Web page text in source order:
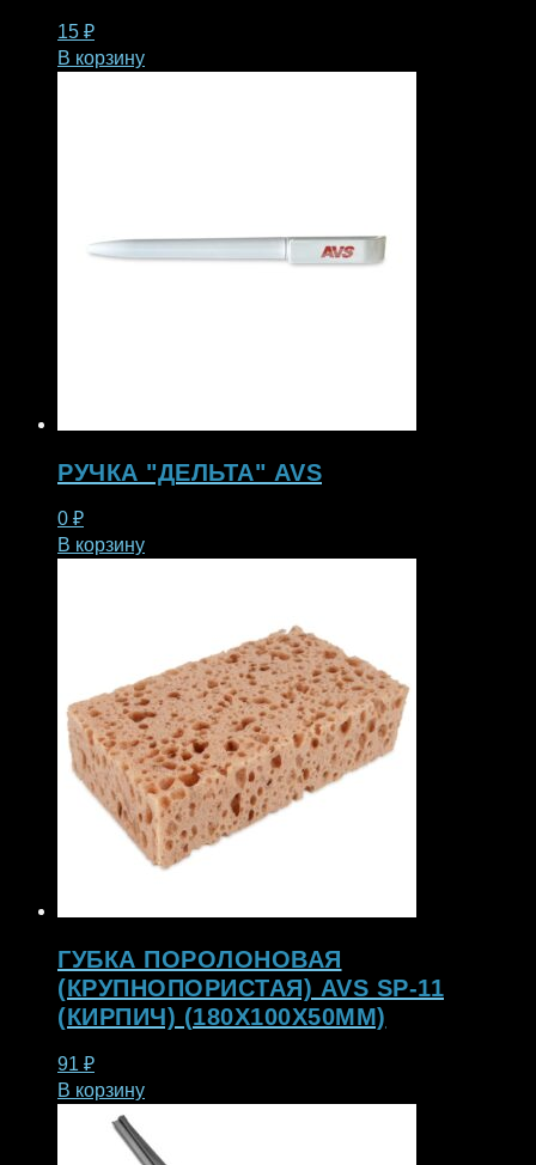
15 ₽
В корзину
РУЧКА "ДЕЛЬТА" AVS
0 ₽
В корзину
ГУБКА ПОРОЛОНОВАЯ
(КРУПНОПОРИСТАЯ) AVS SP-11
(КИРПИЧ) (180X100X50ММ)
91 ₽
В корзину